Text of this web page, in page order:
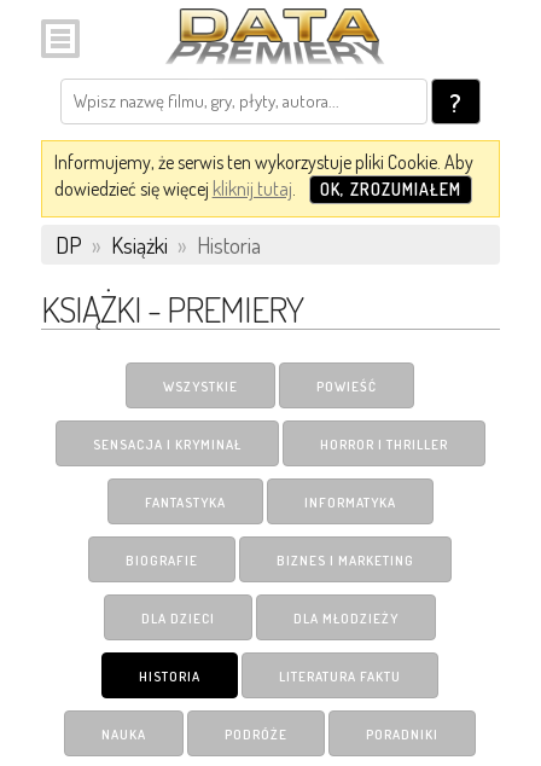
?
Informujemy, że serwis ten wykorzystuje pliki Cookie. Aby
dowiedzieć się więcej kliknij tutaj. OK, ZROZUMIAŁEM
DP » Książki » Historia
KSIĄŻKI - PREMIERY
WSZYSTKIE POWIEŚĆ
SENSACJA I KRYMINAŁ HORROR I THRILLER
FANTASTYKA INFORMATYKA
BIOGRAFIE BIZNES I MARKETING
DLA DZIECI DLA MŁODZIEŻY
HISTORIA LITERATURA FAKTU
NAUKA PODRÓŻE PORADNIKI